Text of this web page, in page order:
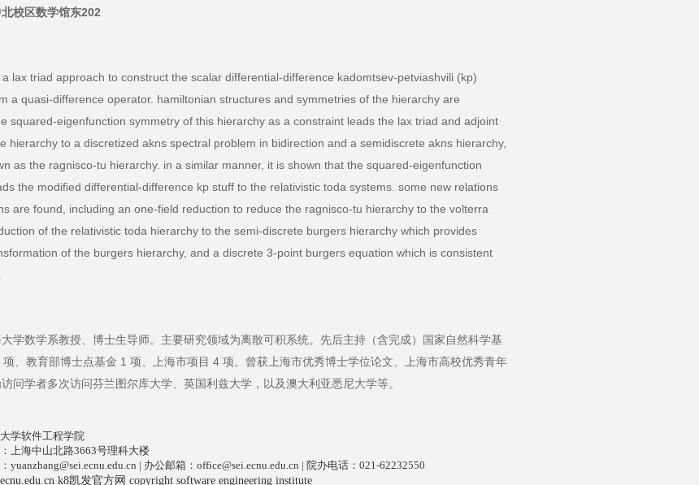
校区数学馆东202
lax triad approach to construct the scalar differential-difference kadomtsev-petviashvili (kp)
a quasi-difference operator. hamiltonian structures and symmetries of the hierarchy are
squared-eigenfunction symmetry of this hierarchy as a constraint leads the lax triad and adjoint
hierarchy to a discretized akns spectral problem in bidirection and a semidiscrete akns hierarchy,
as the ragnisco-tu hierarchy. in a similar manner, it is shown that the squared-eigenfunction
the modified differential-difference kp stuff to the relativistic toda systems. some new relations
are found, including an one-field reduction to reduce the ragnisco-tu hierarchy to the volterra
of the relativistic toda hierarchy to the semi-discrete burgers hierarchy which provides
of the burgers hierarchy, and a discrete 3-point burgers equation which is consistent
大学数学系教授、博士生导师。主要研究领域为离散可积系统。先后主持（含完成）国家自然科学基
、教育部博士点基金 1 项、上海市项目 4 项。曾获上海市优秀博士学位论文、上海市高校优秀青年
问学者多次访问芬兰图尔库大学、英国利兹大学，以及澳大利亚悉尼大学等。
学软件工程学院
上海中山北路3663号理科大楼
yuanzhang@sei.ecnu.edu.cn | 办公邮箱： office@sei.ecnu.edu.cn | 院办电话：021-62232550
k8凯发官方网 copyright software engineering institute